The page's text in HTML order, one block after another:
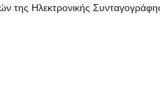
της Ηλεκτρονικής